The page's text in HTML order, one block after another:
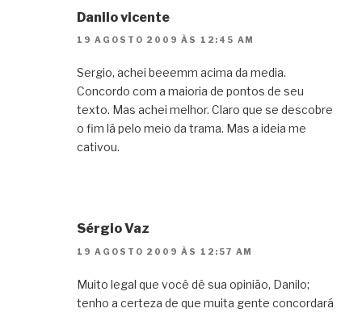
Danilo vicente
19 AGOSTO 2009 ÀS 12:45 AM
Sergio, achei beeemm acima da media.
Concordo com a maioria de pontos de seu
texto. Mas achei melhor. Claro que se descobre
o fim lá pelo meio da trama. Mas a ideia me
cativou.
Sérgio Vaz
19 AGOSTO 2009 ÀS 12:57 AM
Muito legal que você dê sua opinião, Danilo;
tenho a certeza de que muita gente concordará